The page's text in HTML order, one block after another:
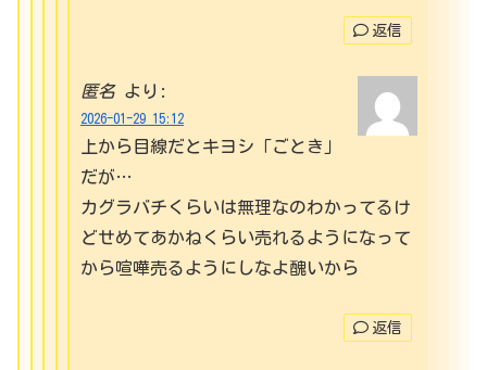
返信
匿名 より:
2026-01-29 15:12
上から目線だとキヨシ「ごとき」
だが…
カグラバチくらいは無理なのわかってるけ
どせめてあかねくらい売れるようになって
から喧嘩売るようにしなよ醜いから
返信